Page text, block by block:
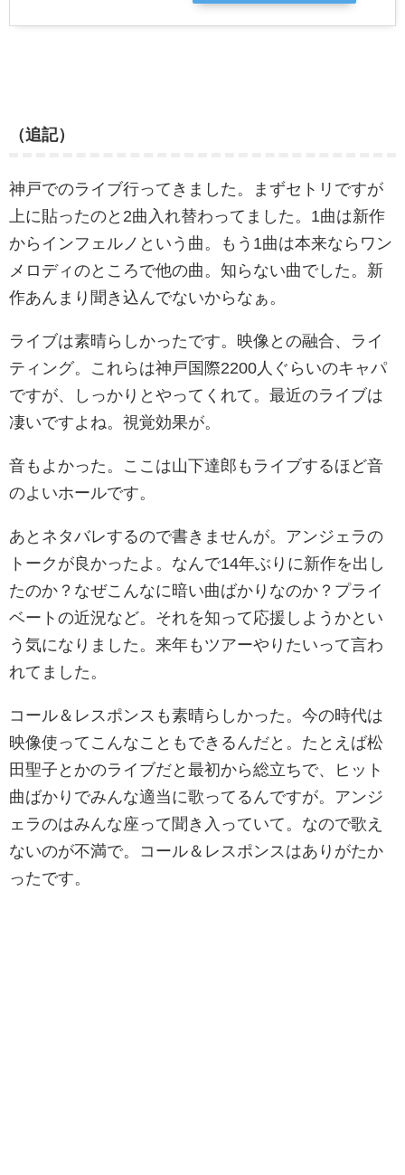
（追記）
神戸でのライブ行ってきました。まずセトリですが
上に貼ったのと2曲入れ替わってました。1曲は新作
からインフェルノという曲。もう1曲は本来ならワン
メロディのところで他の曲。知らない曲でした。新
作あんまり聞き込んでないからなぁ。
ライブは素晴らしかったです。映像との融合、ライ
ティング。これらは神戸国際2200人ぐらいのキャパ
ですが、しっかりとやってくれて。最近のライブは
凄いですよね。視覚効果が。
音もよかった。ここは山下達郎もライブするほど音
のよいホールです。
あとネタバレするので書きませんが。アンジェラの
トークが良かったよ。なんで14年ぶりに新作を出し
たのか？なぜこんなに暗い曲ばかりなのか？プライ
ベートの近況など。それを知って応援しようかとい
う気になりました。来年もツアーやりたいって言わ
れてました。
コール＆レスポンスも素晴らしかった。今の時代は
映像使ってこんなこともできるんだと。たとえば松
田聖子とかのライブだと最初から総立ちで、ヒット
曲ばかりでみんな適当に歌ってるんですが。アンジ
ェラのはみんな座って聞き入っていて。なので歌え
ないのが不満で。コール＆レスポンスはありがたか
ったです。